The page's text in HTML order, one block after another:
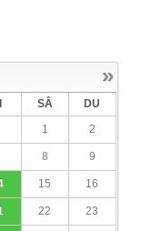
»
SÂ
DU
1
2
8 9
15 16
22 23